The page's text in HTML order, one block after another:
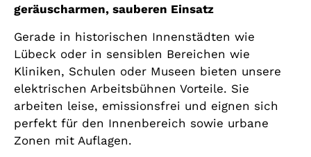
geräuscharmen, sauberen Einsatz
Gerade in historischen Innenstädten wie
Lübeck oder in sensiblen Bereichen wie
Kliniken, Schulen oder Museen bieten unsere
elektrischen Arbeitsbühnen Vorteile. Sie
arbeiten leise, emissionsfrei und eignen sich
perfekt für den Innenbereich sowie urbane
Zonen mit Auflagen.